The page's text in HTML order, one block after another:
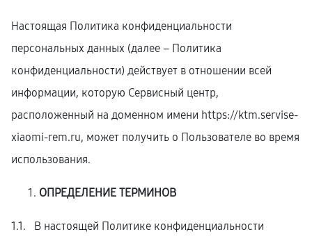
Настоящая Политика конфиденциальности
персональных данных (далее – Политика
конфиденциальности) действует в отношении всей
информации, которую Сервисный центр,
расположенный на доменном имени https://ktm.servise-
xiaomi-rem.ru, может получить о Пользователе во время
использования.
ОПРЕДЕЛЕНИЕ ТЕРМИНОВ
1.1. В настоящей Политике конфиденциальности